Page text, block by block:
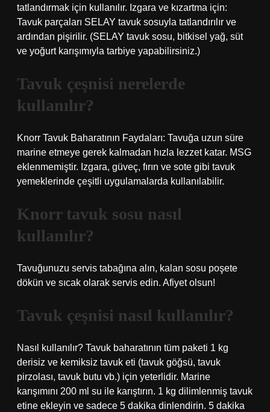
tatlandırmak için kullanılır. Izgara ve kızartma için:
Tavuk parçaları SELAY tavuk sosuyla tatlandırılır ve
ardından pişirilir. (SELAY tavuk sosu, bitkisel yağ, süt
ve yoğurt karışımıyla tarbiye yapabilirsiniz.)
Tavuk çeşnisi nerelerde
kullanılır?
Knorr Tavuk Baharatının Faydaları: Tavuğa uzun süre
marine etmeye gerek kalmadan hızla lezzet katar. MSG
eklenmemiştir. Izgara, güveç, fırın ve sote gibi tavuk
yemeklerinde çeşitli uygulamalarda kullanılabilir.
Knorr tavuk sosu nasıl
kullanılır?
Tavuğunuzu servis tabağına alın, kalan sosu poşete
dökün ve sıcak olarak servis edin. Afiyet olsun!
Tavuk çeşnisi nasıl kullanılır?
Nasıl kullanılır? Tavuk baharatının tüm paketi 1 kg
derisiz ve kemiksiz tavuk eti (tavuk göğsü, tavuk
pirzolası, tavuk butu vb.) için yeterlidir. Marine
karışımını 200 ml su ile karıştırın. 1 kg dilimlenmiş tavuk
etine ekleyin ve sadece 5 dakika dinlendirin. 5 dakika